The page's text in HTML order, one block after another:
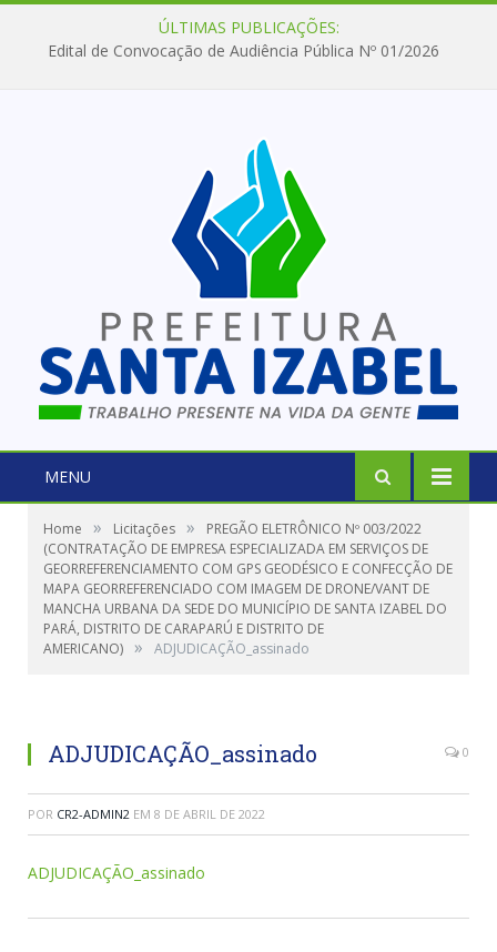
ÚLTIMAS PUBLICAÇÕES:
Edital de Convocação de Audiência Pública Nº 01/2026
MENU
Home » Licitações »
PREGÃO ELETRÔNICO Nº 003/2022
(CONTRATAÇÃO DE EMPRESA ESPECIALIZADA EM SERVIÇOS DE
GEORREFERENCIAMENTO COM GPS GEODÉSICO E CONFECÇÃO DE
MAPA GEORREFERENCIADO COM IMAGEM DE DRONE/VANT DE
MANCHA URBANA DA SEDE DO MUNICÍPIO DE SANTA IZABEL DO
PARÁ, DISTRITO DE CARAPARÚ E DISTRITO DE
AMERICANO) » ADJUDICAÇÃO_assinado
ADJUDICAÇÃO_assinado 0
POR CR2-ADMIN2 EM 8 DE ABRIL DE 2022
ADJUDICAÇÃO_assinado